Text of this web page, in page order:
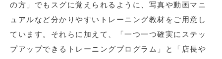
の方」でもスグに覚えられるように、写真や動画マニ
ュアルなど分かりやすいトレーニング教材をご用意し
ています。それらに加えて、「一つ一つ確実にステッ
プアップできるトレーニングプログラム」と「店長や